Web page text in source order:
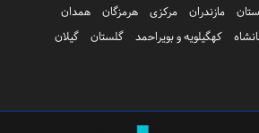
مازندران مرکزی هرمزگان
همدان
کهگیلویه و بویراحمد گلستان
گیلان